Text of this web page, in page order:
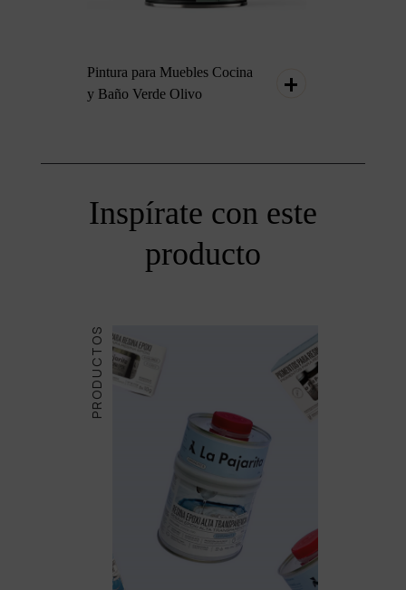
Pintura para Muebles Cocina
y Baño Verde Olivo
Inspírate con este
producto
PRODUCTOS